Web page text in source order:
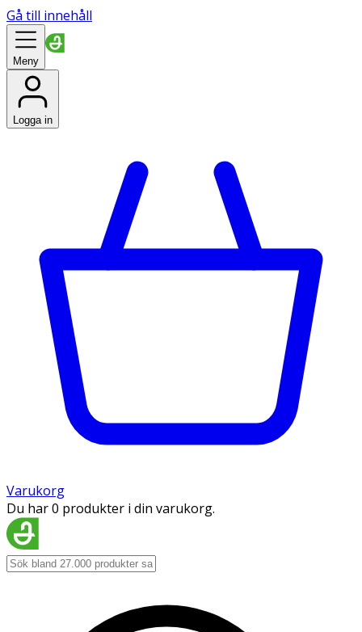
Gå till innehåll
Meny
Logga in
Varukorg
Du har 0 produkter i din varukorg.